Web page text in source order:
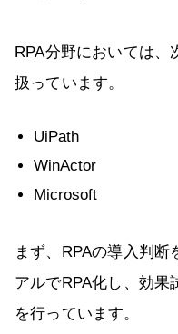
RPA分野においては、
扱っています。
UiPath
WinActor
Microsoft
まず、RPAの導入判断
アルでRPA化し、効果
を行っています。